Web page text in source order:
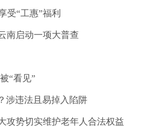
受“工惠”福利
南启动一项大普查
“看见”
涉违法且易掉入陷阱
攻势切实维护老年人合法权益